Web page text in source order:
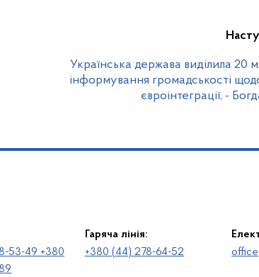
Українська держава виділила 20
інформування громадськості
євроінтеграції, -
53-49 +380
Гаряча лінія:
+380 (44) 278-64-52